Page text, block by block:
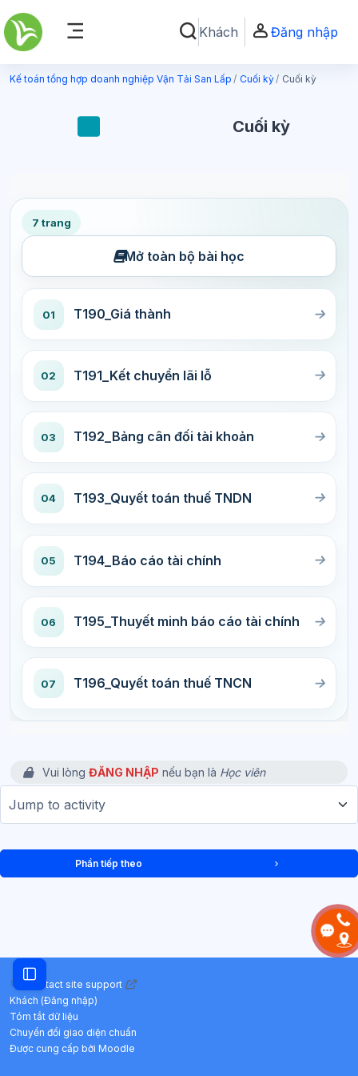
Chuyển tới nội dung chính
Bảng điều khiển cạnh
Chuyển đổi chọn tìm kiếm
Khách Đăng nhập
Mở chỉ số ngăn của khóa học
Kế toán tổng hợp doanh nghiệp Vận Tải San Lấp Cuối kỳ Cuối kỳ
Cuối kỳ
7 trang
Mở toàn bộ bài học
01 T190_Giá thành
02 T191_Kết chuyển lãi lỗ
03 T192_Bảng cân đối tài khoản
04 T193_Quyết toán thuế TNDN
05 T194_Báo cáo tài chính
06 T195_Thuyết minh báo cáo tài chính
07 T196_Quyết toán thuế TNCN
Vui lòng ĐĂNG NHẬP nếu bạn là Học viên
Phần tiếp theo
Contact site support
Khách (Đăng nhập)
Tóm tắt dữ liệu
Chuyển đổi giao diện chuẩn
Được cung cấp bởi Moodle